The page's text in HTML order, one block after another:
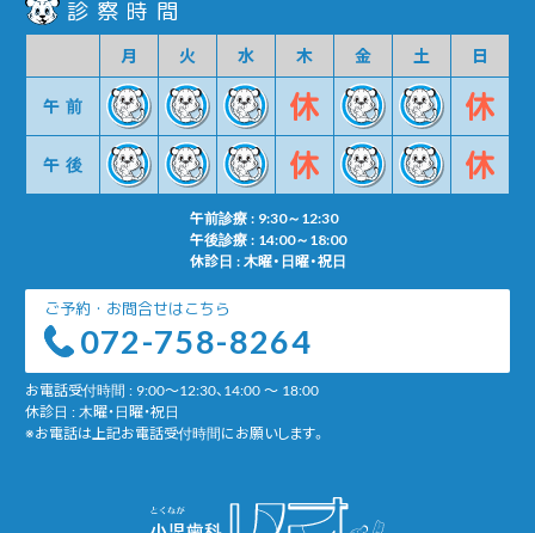
診察時間
月 火 水 木 金 土 日
午前
午後
午前診療 : 9:30～12:30
午後診療 : 14:00～18:00
休診日 : 木曜・日曜・祝日
ご予約・お問合せはこちら
072-758-8264
お電話受付時間 : 9:00～12:30、14:00 ～ 18:00
休診日 : 木曜・日曜・祝日
※お電話は上記お電話受付時間にお願いします。